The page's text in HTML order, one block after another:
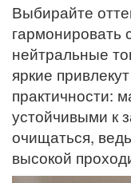
Выбирайте
гармонировать
нейтральные
яркие
практичности:
устойчивыми к
очищаться,
высокой